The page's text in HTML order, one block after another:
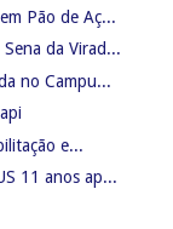
Pão de Aç...
da Virad...
no Campu...
e...
11 anos ap...